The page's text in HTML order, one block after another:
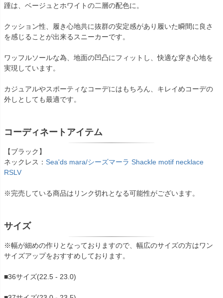
踵は、ベージュとホワイトの二層の配色に。
クッション性、履き心地共に抜群の安定感があり履いた瞬間に良さ
を感じることが出来るスニーカーです。
ワッフルソールな為、地面の凹凸にフィットし、快適な穿き心地を
実現しています。
カジュアルやスポーティなコーデにはもちろん、キレイめコーデの
外しとしても最適です。
コーディネートアイテム
【ブラック】
ネックレス： Sea'ds mara/シーズマーラ Shackle motif necklace
RSLV
※完売している商品はリンク切れとなる可能性がございます。
サイズ
※幅が細めの作りとなっておりますので、幅広のサイズの方はワン
サイズアップをおすすめしております。
■36サイズ(22.5 - 23.0)